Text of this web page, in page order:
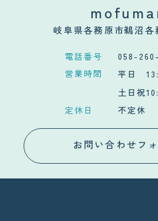
岐阜県各務原市鵜沼各
電話番号
058-
営業時間
平日
土日祝
定休日
不定休
お問い合わせフ